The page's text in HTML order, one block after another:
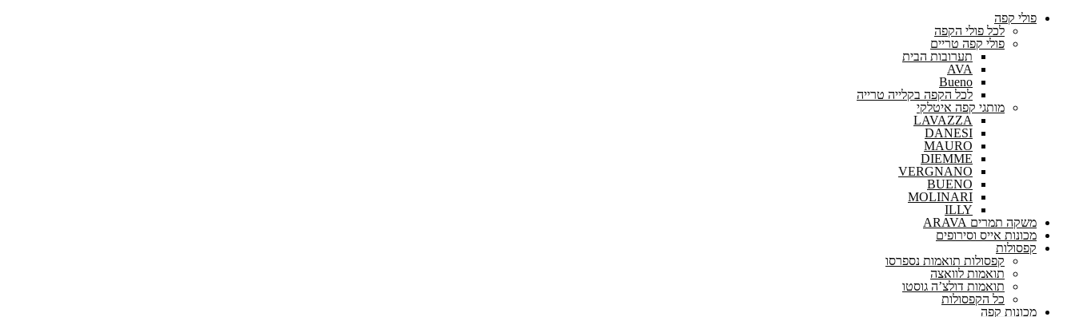
פולי קפה
לכל פולי הקפה
פולי קפה טריים
תערובות הבית
AVA
Bueno
לכל הקפה בקלייה טרייה
מותגי קפה איטלקי
LAVAZZA
DANESI
MAURO
DIEMME
VERGNANO
BUENO
MOLINARI
ILLY
משקה תמרים ARAVA
מכונות אייס וסירופים
קפסולות
קפסולות תואמות נספרסו
תואמות לוואצה
תואמות דולצ’ה גוסטו
כל הקפסולות
מכונות קפה